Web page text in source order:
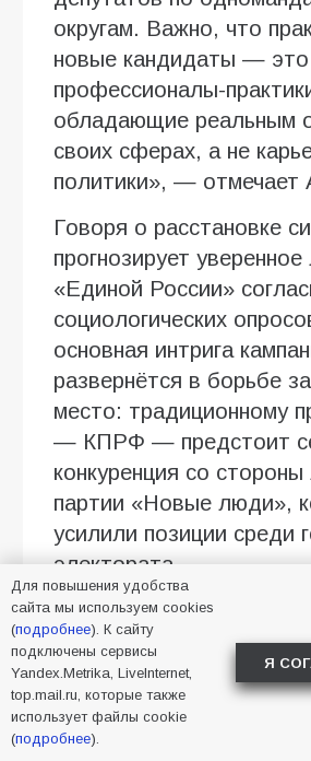
округам. Важно, что
новые кандидаты — это
профессионалы-
обладающие реальным
своих сферах, а не
политики», — отмечает
Говоря о расстановке
прогнозирует
«Единой России»
социологических
основная интрига
развернётся в борьбе
место: традиционному
— КПРФ — предстоит
конкуренция со
партии «Новые люди»,
усилили позиции среди
электората.
Партийные стратегии:
электоральные
Владимир Белоконев
тактические подходы
участников гонки. «КПРФ
Для повышения удобства
сайта мы используем cookies
(подробнее). К сайту
подключены сервисы
Yandex.Metrika, LiveInternet,
top.mail.ru, которые также
использует файлы cookie
(подробнее).
Я